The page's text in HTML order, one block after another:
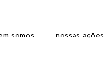
somos nossas ações